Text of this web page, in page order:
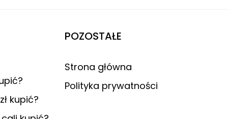
kupić?
POZOSTAŁE
Strona główna
Polityka prywatności